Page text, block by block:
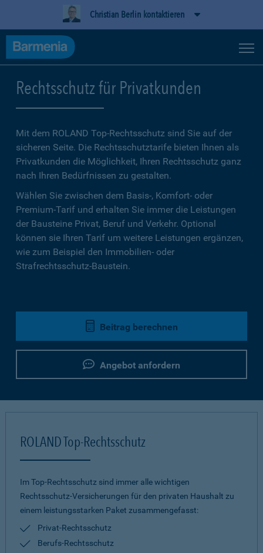
Christian Berlin kontaktieren
Rechtsschutz für Privatkunden
Mit dem ROLAND Top-Rechtsschutz sind Sie auf der
sicheren Seite. Die Rechtsschutztarife bieten Ihnen als
Privatkunden die Möglichkeit, Ihren Rechtsschutz ganz
nach Ihren Bedürfnissen zu gestalten.
Wählen Sie zwischen dem Basis-, Komfort- oder
Premium-Tarif und erhalten Sie immer die Leistungen
der Bausteine Privat, Beruf und Verkehr. Optional
können sie Ihren Tarif um weitere Leistungen ergänzen,
wie zum Beispiel den Immobilien- oder
Strafrechtsschutz-Baustein.
Beitrag berechnen
Angebot anfordern
ROLAND Top-Rechtsschutz
Im Top-Rechtsschutz sind immer alle wichtigen
Rechtsschutz-Versicherungen für den privaten Haushalt zu
einem leistungsstarken Paket zusammengefasst:
Privat-Rechtsschutz
Berufs-Rechtsschutz